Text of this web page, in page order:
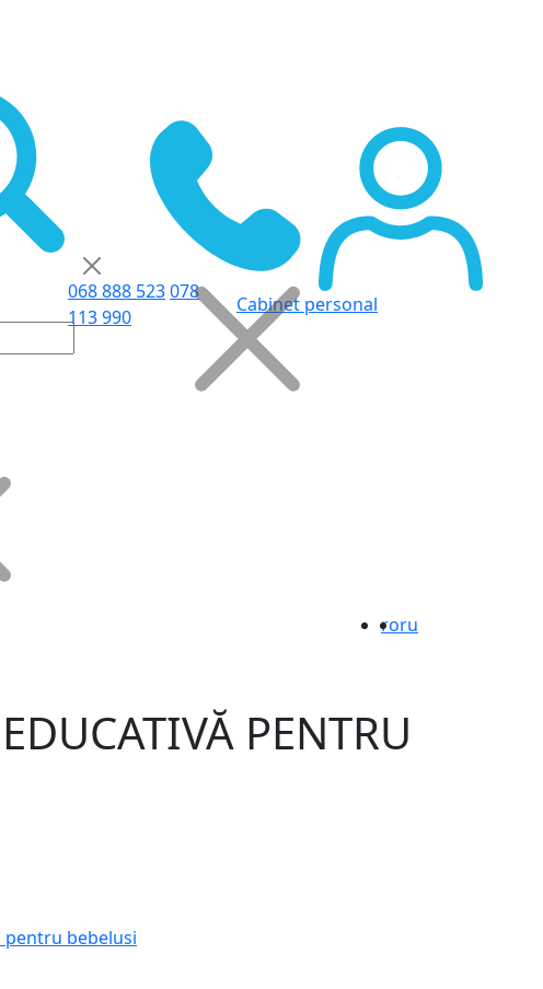
068 888 523078
113 990
Cabinet personal
roru
PENTRU
pentru bebelusi